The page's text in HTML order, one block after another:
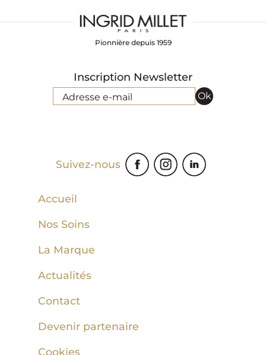
Pionnière depuis 1959
Inscription Newsletter
Adresse e-mail Ok
Suivez-nous
Accueil
Nos Soins
La Marque
Actualités
Contact
Devenir partenaire
Cookies